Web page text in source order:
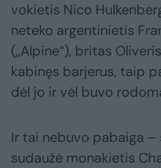
vokietis Nico
neteko argentinietis
(„Alpine“), britas
kabinęs barjerus, taip
dėl jo ir vėl buvo
Ir tai nebuvo pabaiga
sudaužė monakietis